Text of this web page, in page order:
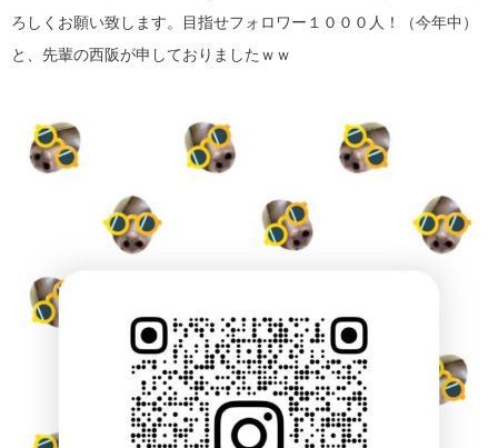
ろしくお願い致します。目指せフォロワー１０００人！（今年中）
と、先輩の西阪が申しておりましたｗｗ